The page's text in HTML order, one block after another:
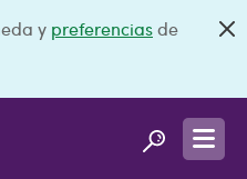
y preferenciasde